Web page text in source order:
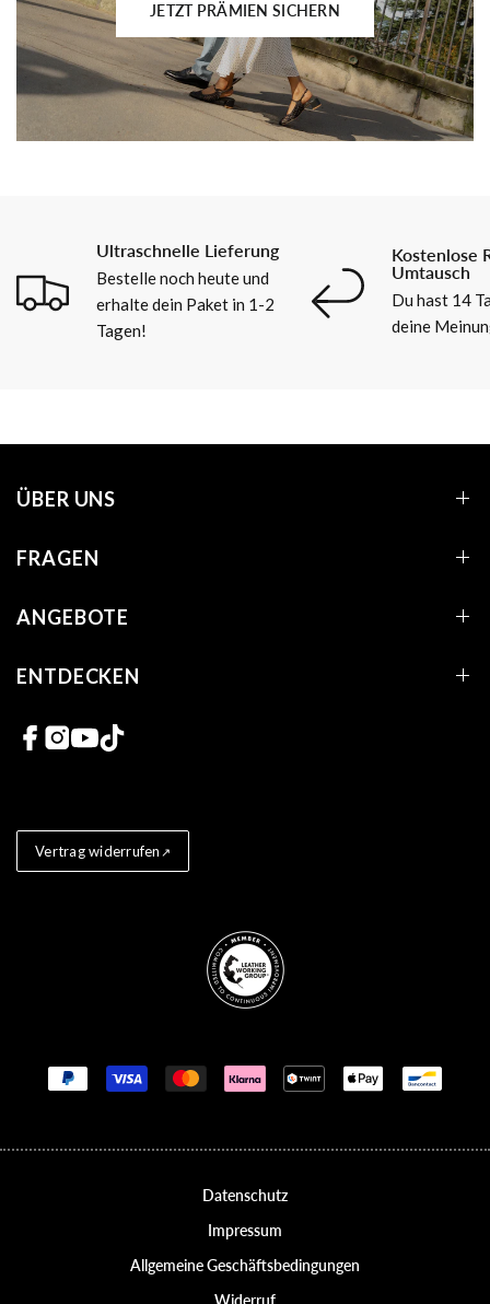
JETZT PRÄMIEN SICHERN
Ultraschnelle Lieferung
Bestelle noch heute und
erhalte dein Paket in 1-2
Tagen!
Kostenlose
Umtausch
Du hast 14
deine
ÜBER UNS
FRAGEN
ANGEBOTE
ENTDECKEN
Links zu sozialen Netzwerken
Vertrag widerrufen
Zahlungsmethoden
Datenschutz
Impressum
Allgemeine Geschäftsbedingungen
Widerruf